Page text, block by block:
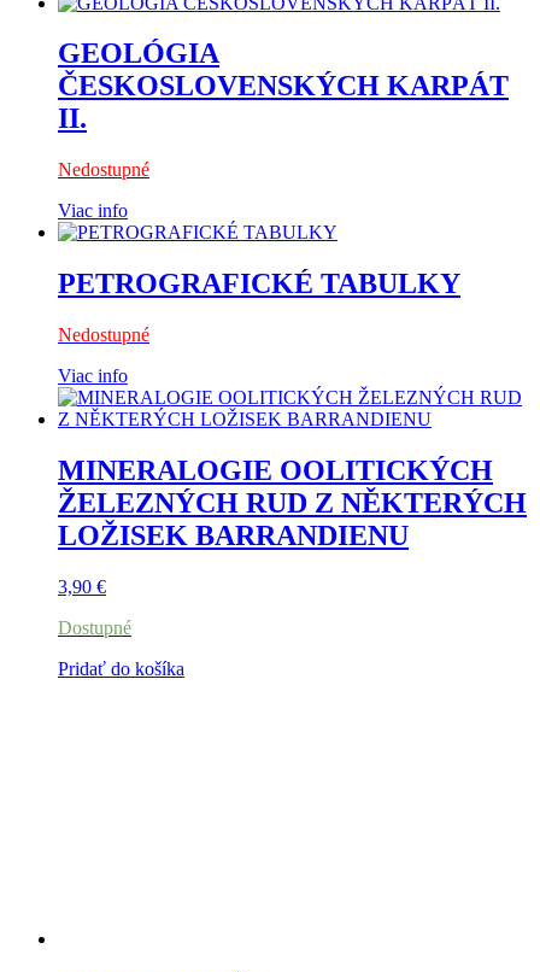
GEOLÓGIA
ČESKOSLOVENSKÝCH KARPÁT
II.
Nedostupné
Viac info
PETROGRAFICKÉ TABULKY
Nedostupné
Viac info
MINERALOGIE OOLITICKÝCH
ŽELEZNÝCH RUD Z NĚKTERÝCH
LOŽISEK BARRANDIENU
3,90 €
Dostupné
Pridať do košíka